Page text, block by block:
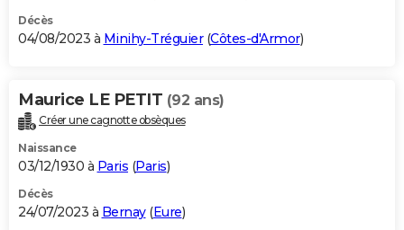
Décès
04/08/2023 à Minihy-Tréguier(Côtes-d'Armor)
Maurice LE PETIT (92 ans)
Créer une cagnotte obsèques
Naissance
03/12/1930 à Paris (Paris)
Décès
24/07/2023 à Bernay(Eure)